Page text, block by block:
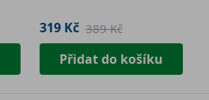
319 Kč 389 Kč
Přidat do košíku